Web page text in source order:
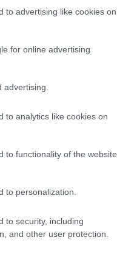
to advertising like cookies on
for online advertising
to analytics like cookies on
to functionality of the website
to personalization.
to security, including
and other user protection.
τρομερή
την περιοχή
μπάλα στα